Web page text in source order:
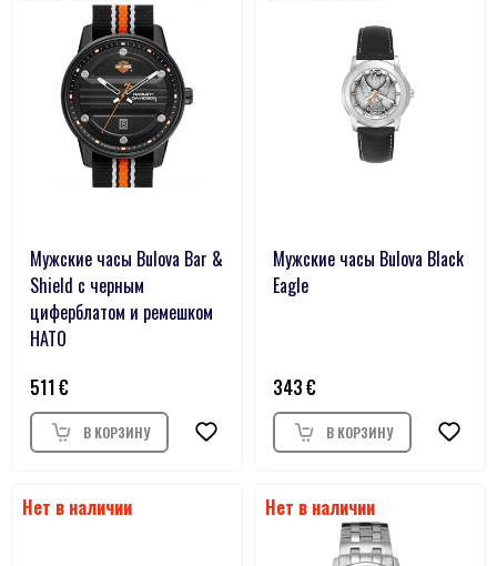
Мужские часы Bulova Bar &
Shield с черным
циферблатом и ремешком
НАТО
511
Мужские часы Bulova Black
Eagle
343